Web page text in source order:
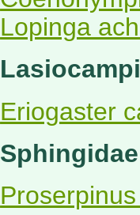
Lopinga
Eriogaster